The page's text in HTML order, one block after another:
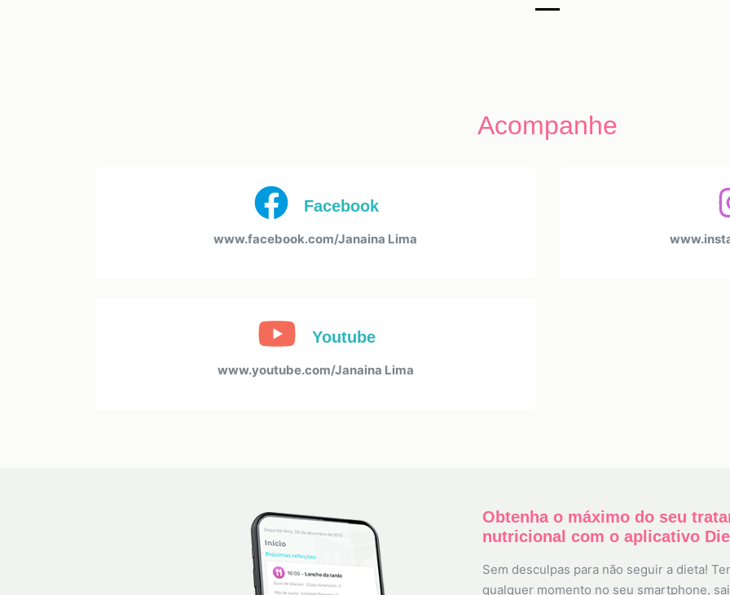
Acompanhe
Facebook
www.facebook.com/Janaina Lima
Youtube
www.youtube.com/Janaina Lima
Obtenha o máximo do seu
nutricional com o aplicativo
Sem desculpas para não seguir a dieta!
qualquer momento no seu smartphone,